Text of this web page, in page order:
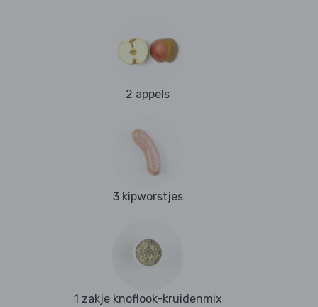
2 appels
3 kipworstjes
1 zakje knoflook-kruidenmix